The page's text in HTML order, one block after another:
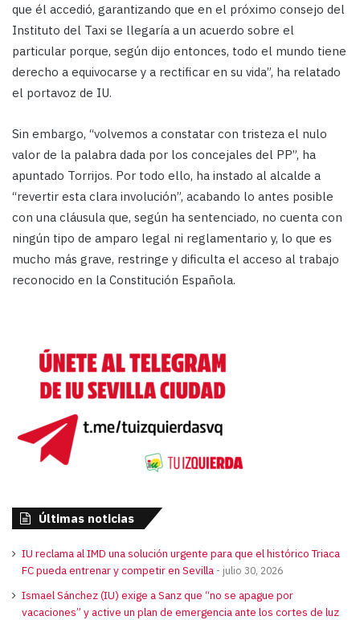
que él accedió, garantizando que en el próximo consejo del
Instituto del Taxi se llegaría a un acuerdo sobre el
particular porque, según dijo entonces, todo el mundo tiene
derecho a equivocarse y a rectificar en su vida”, ha relatado
el portavoz de IU.
Sin embargo, “volvemos a constatar con tristeza el nulo
valor de la palabra dada por los concejales del PP”, ha
apuntado Torrijos. Por todo ello, ha instado al alcalde a
“revertir esta clara involución”, acabando lo antes posible
con una cláusula que, según ha sentenciado, no cuenta con
ningún tipo de amparo legal ni reglamentario y, lo que es
mucho más grave, restringe y dificulta el acceso al trabajo
reconocido en la Constitución Española.
Últimas noticias
IU reclama al IMD una solución urgente para que el histórico Triaca
FC pueda entrenar y competir en Sevilla
julio 30, 2026
Ismael Sánchez (IU) exige a Sanz que “no se apague por
vacaciones” y active un plan de emergencia ante los cortes de luz